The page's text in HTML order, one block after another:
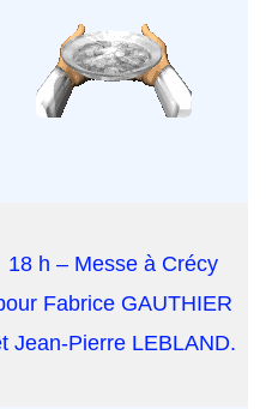
18 h – Messe à Crécy
Fabrice GAUTHIER
Jean-Pierre LEBLAND.